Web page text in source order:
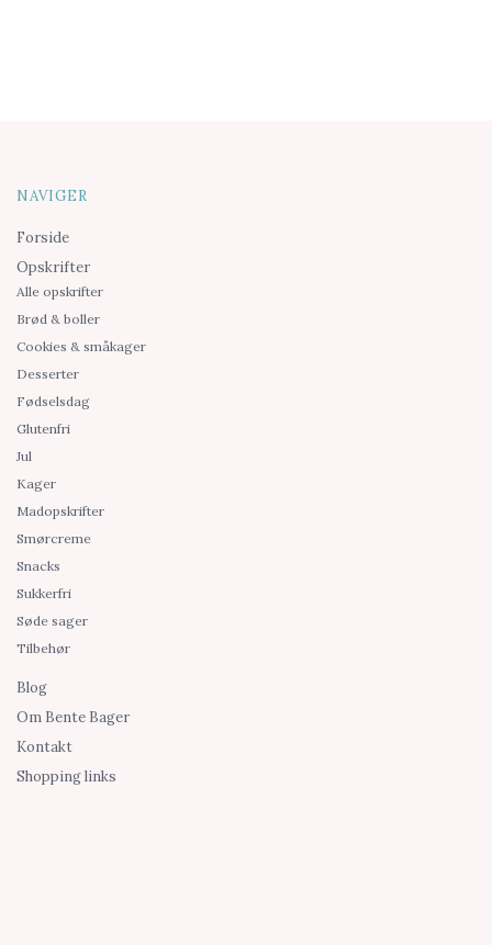
NAVIGER
Forside
Opskrifter
Alle opskrifter
Brød & boller
Cookies & småkager
Desserter
Fødselsdag
Glutenfri
Jul
Kager
Madopskrifter
Smørcreme
Snacks
Sukkerfri
Søde sager
Tilbehør
Blog
Om Bente Bager
Kontakt
Shopping links